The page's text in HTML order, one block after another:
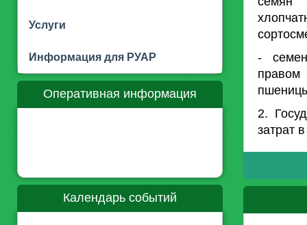
Услуги
Информация для РУАР
Оперативная информация
Календарь событий
-
правом
2.
затрат